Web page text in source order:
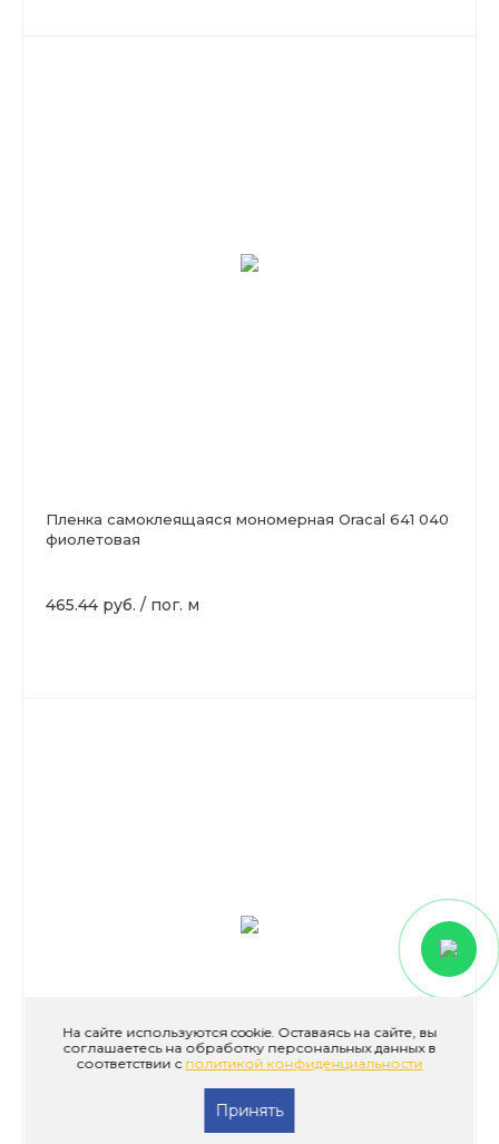
Пленка самоклеящаяся мономерная Oracal 641 040
фиолетовая
465.44 руб. / пог. м
На сайте используются cookie. Оставаясь на сайте, вы
соглашаетесь на обработку персональных данных в
соответствии с политикой конфиденциальности
Принять